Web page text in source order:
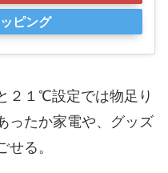
ピング
２１℃設定では物足り
ったか家電や、グッズ
る。